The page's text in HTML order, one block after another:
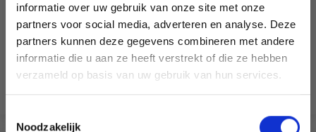
informatie over uw gebruik van onze site met onze
partners voor social media, adverteren en analyse. Deze
partners kunnen deze gegevens combineren met andere
informatie die u aan ze heeft verstrekt of die ze hebben
verzameld op basis van uw gebruik van hun services.
Noodzakelijk
75% Laine / 25% Nylon
EUR 3.55 EUR 5.05
L'offre expire le 31/08/2026
Voir toutes les options
100% Alpaga super fin
EUR 3.45
Voir toutes les options
Économisez jusqu'à 50 %
Soyez le premier à connaître nos soldes et